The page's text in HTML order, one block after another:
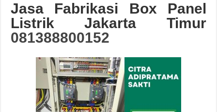
Jasa Fabrikasi Box Panel
Listrik Jakarta Timur
081388800152